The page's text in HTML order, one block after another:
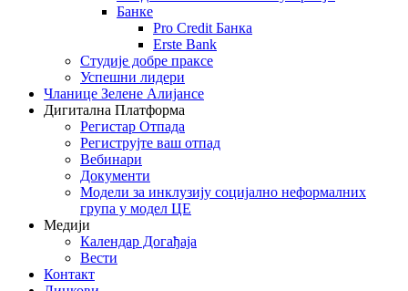
Банке
Pro Credit Банка
Erste Bank
Студије добре праксе
Успешни лидери
Чланице Зелене Алијансе
Дигитална Платформа
Регистар Отпада
Региструјте ваш отпад
Вебинари
Документи
Модели за инклузију социјално неформалних
група у модел ЦЕ
Медији
Календар Догађаја
Вести
Контакт